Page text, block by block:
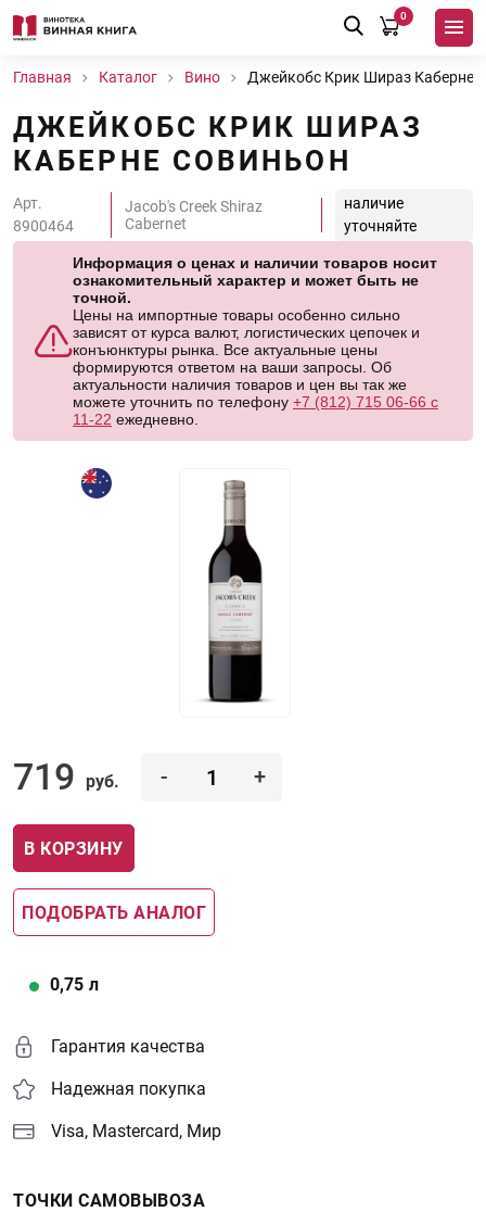
0
Главная Каталог Вино Джейкобс Крик Шираз Каберне
ДЖЕЙКОБС КРИК ШИРАЗ
КАБЕРНЕ СОВИНЬОН
Арт.
8900464
Jacob's Creek Shiraz
Cabernet
наличие
уточняйте
Информация о ценах и наличии товаров носит
ознакомительный характер и может быть не
точной.
Цены на импортные товары особенно сильно
зависят от курса валют, логистических цепочек и
конъюнктуры рынка. Все актуальные цены
формируются ответом на ваши запросы. Об
актуальности наличия товаров и цен вы так же
можете уточнить по телефону +7 (812) 715 06-66 с
11-22 ежедневно.
719 руб. - +
В КОРЗИНУ
ПОДОБРАТЬ АНАЛОГ
0,75 л
Гарантия качества
Надежная покупка
Visa, Mastercard, Мир
ТОЧКИ САМОВЫВОЗА